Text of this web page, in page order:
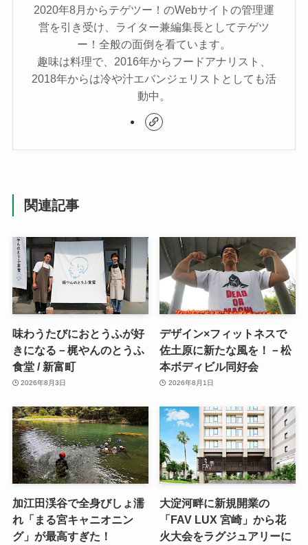
2020年8月からテゲツー！のWebサイトの管理運
営を引き受け、ライター兼編集長としてテゲツ
ー！全般の面倒を看ています。
趣味は料理で、2016年からフードアナリスト、
2018年からは冷や汁エバンジェリストとしても活
動中。
関連記事
味わうたびにおとうふが好
きになる－梶やんのとうふ
食堂 / 新富町
2026年8月3日
デザイン×フィットネスで
佐土原に新たな風を！－松
本ボディビル同好会
2026年8月1日
加江田渓谷で全身びしょ濡
れ「まる宮キャニオニン
グ」が最高すぎた！
大淀河畔に新規開業の
「FAV LUX 宮崎」から花
火大会をラグジュアリーに